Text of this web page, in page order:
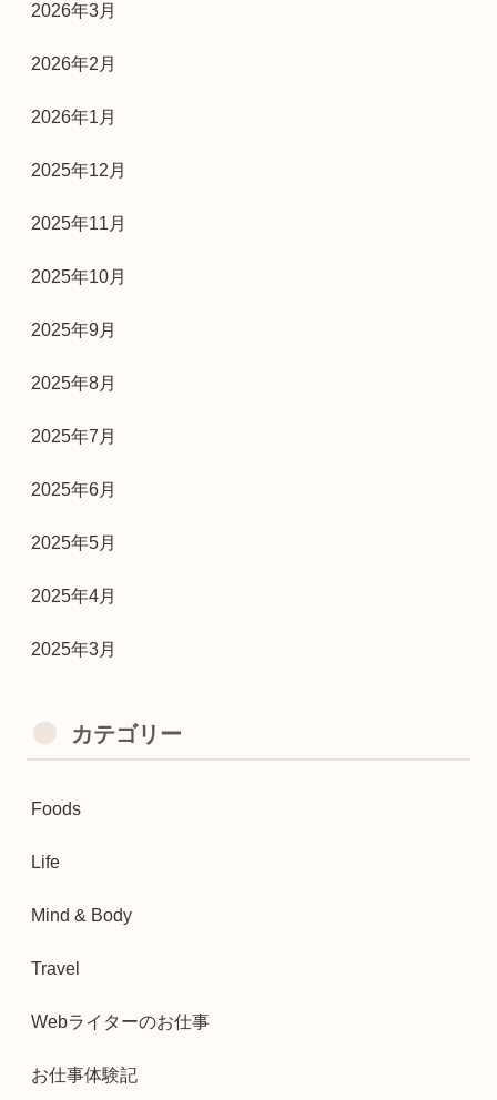
2026年3月
2026年2月
2026年1月
2025年12月
2025年11月
2025年10月
2025年9月
2025年8月
2025年7月
2025年6月
2025年5月
2025年4月
2025年3月
カテゴリー
Foods
Life
Mind & Body
Travel
Webライターのお仕事
お仕事体験記